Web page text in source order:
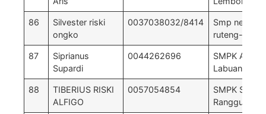
86
Silvester riski
ongko
0037038032/8414
Smp negri 1
ruteng-
87
Siprianus
Supardi
0044262696
SMPK
Labuan Bajo
88
TIBERIUS RISKI
ALFIGO
0057054854
SMPK Sadar
Ranggu